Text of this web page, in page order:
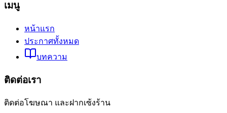
เมนู
หน้าแรก
ประกาศทั้งหมด
บทความ
ติดต่อเรา
ติดต่อโฆษณา และฝากเซ้งร้าน